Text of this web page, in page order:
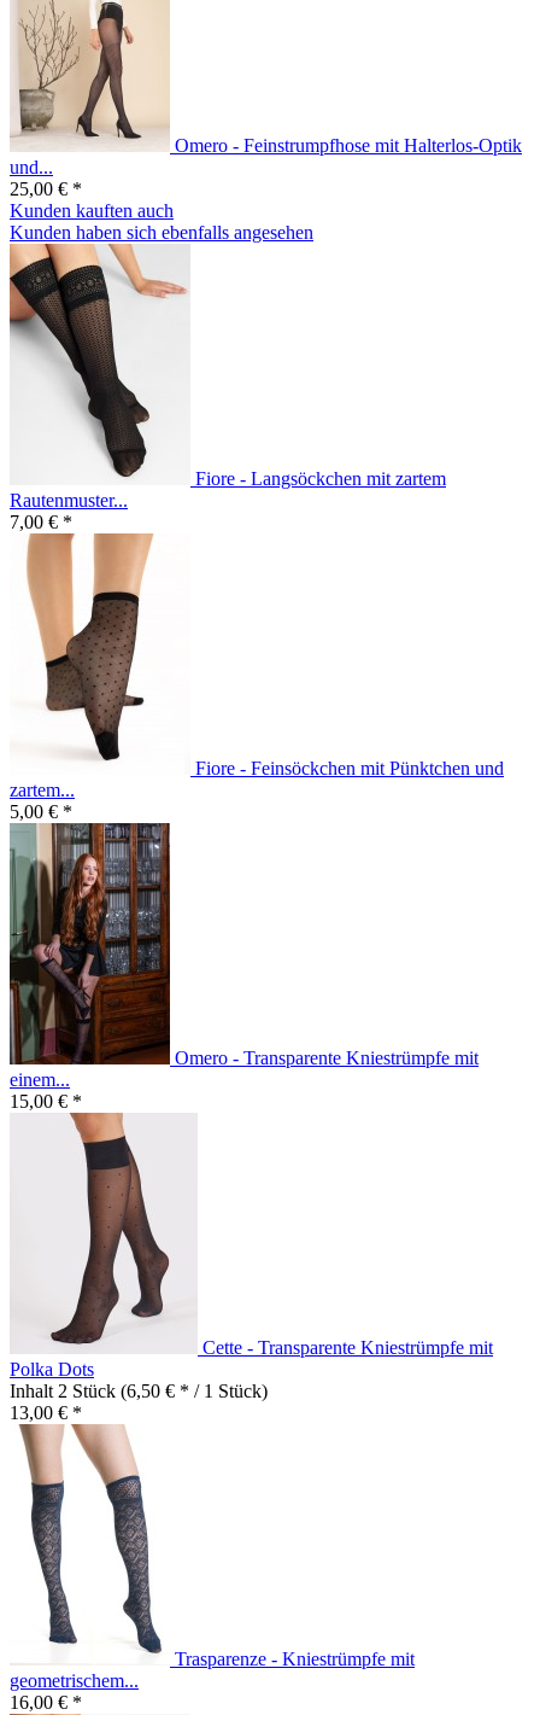
Omero - Feinstrumpfhose mit Halterlos-Optik
und...
25,00 € *
Kunden kauften auch
Kunden haben sich ebenfalls angesehen
Fiore - Langsöckchen mit zartem
Rautenmuster...
7,00 € *
Fiore - Feinsöckchen mit Pünktchen und
zartem...
5,00 € *
Omero - Transparente Kniestrümpfe mit
einem...
15,00 € *
Cette - Transparente Kniestrümpfe mit
Polka Dots
Inhalt 2 Stück (6,50 € * / 1 Stück)
13,00 € *
Trasparenze - Kniestrümpfe mit
geometrischem...
16,00 € *